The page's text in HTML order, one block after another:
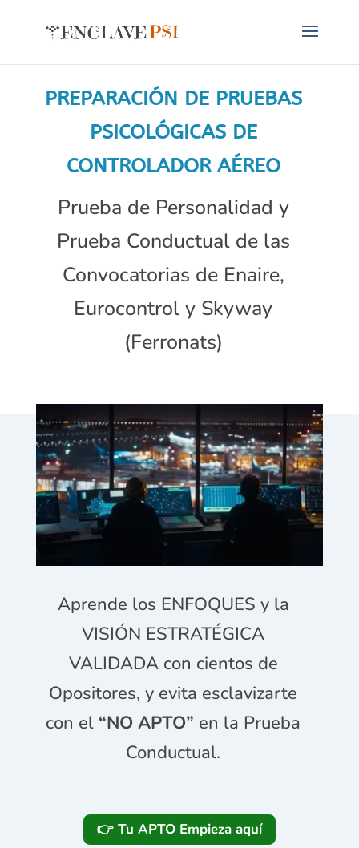
PREPARACIÓN DE PRUEBAS
PSICOLÓGICAS DE
CONTROLADOR AÉREO
Prueba de Personalidad y
Prueba Conductual de las
Convocatorias de Enaire,
Eurocontrol y Skyway
(Ferronats)
Aprende los ENFOQUES y la
VISIÓN ESTRATÉGICA
VALIDADA con cientos de
Opositores, y evita esclavizarte
con el “NO APTO” en la Prueba
Conductual.
👉 Tu APTO Empieza aquí